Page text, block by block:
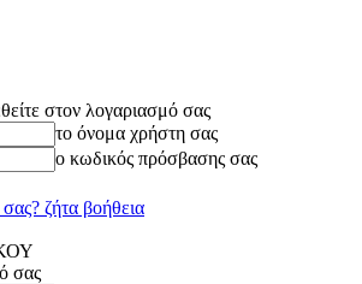
στον λογαριασμό σας
το όνομα χρήστη σας
ο κωδικός πρόσβασης σας
ζήτα βοήθεια
σας